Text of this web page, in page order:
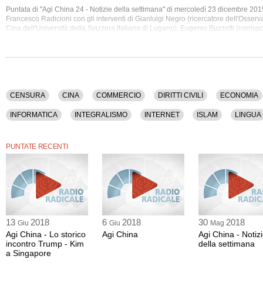
Puntata di "Agi China 24 - Notizie della settimana" di mercoledì 23 dicembre
Francesco Radicioni con gli interventi di Gianluigi Negro (ricercatore
Cina dell'Università della Svizzera Italiana di Lugano), Eugenio Buzzetti
Tra gli argomentidiscussi: Censura, Cina, Commercio, Diritti Civili, Economia,
La registrazione audio di questa puntata ha una durata di 30 minuti.
CENSURA CINA COMMERCIO DIRITTI CIVILI ECONOMIA
INFORMATICA INTEGRALISMO INTERNET ISLAM LINGUA
PUNTATE RECENTI
13 Giu 2018
Agi China - Lo storico
incontro Trump - Kim
a Singapore
6 Giu 2018
Agi China
30 Mag 2018
Agi China -
della settimana